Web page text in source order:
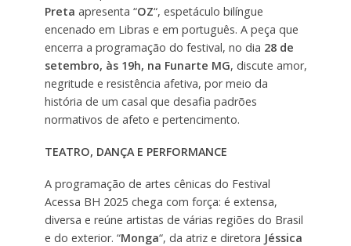
Preta apresenta “OZ“, espetáculo bilíngue
encenado em Libras e em português. A peça que
encerra a programação do festival, no dia 28 de
setembro, às 19h, na Funarte MG, discute amor,
negritude e resistência afetiva, por meio da
história de um casal que desafia padrões
normativos de afeto e pertencimento.
TEATRO, DANÇA E PERFORMANCE
A programação de artes cênicas do Festival
Acessa BH 2025 chega com força: é extensa,
diversa e reúne artistas de várias regiões do Brasil
e do exterior. “Monga“, da atriz e diretora Jéssica